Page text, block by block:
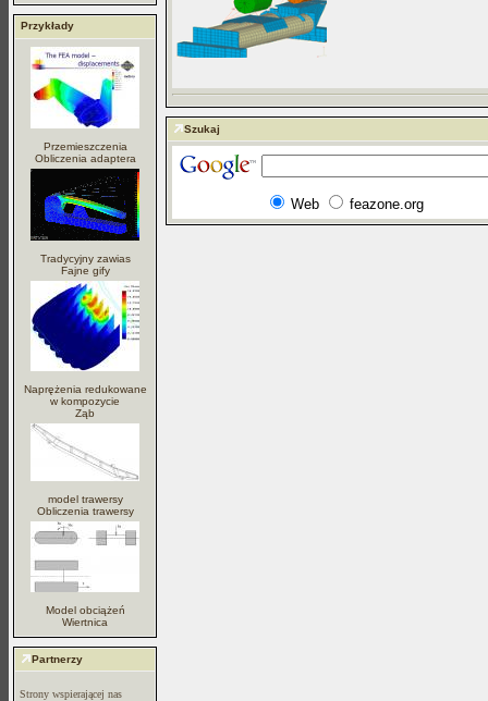
Przykłady
Przemieszczenia
Obliczenia adaptera
Tradycyjny zawias
Fajne gify
Naprężenia redukowane
w kompozycie
Ząb
model trawersy
Obliczenia trawersy
Model obciążeń
Wiertnica
Partnerzy
Strony wspierającej nas
Szukaj
Web feazone.org